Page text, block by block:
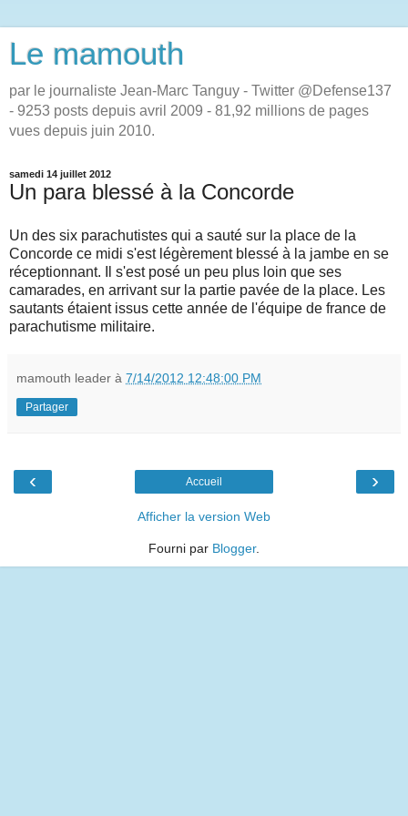
Le mamouth
par le journaliste Jean-Marc Tanguy - Twitter @Defense137
- 9253 posts depuis avril 2009 - 81,92 millions de pages
vues depuis juin 2010.
samedi 14 juillet 2012
Un para blessé à la Concorde
Un des six parachutistes qui a sauté sur la place de la
Concorde ce midi s'est légèrement blessé à la jambe en se
réceptionnant. Il s'est posé un peu plus loin que ses
camarades, en arrivant sur la partie pavée de la place. Les
sautants étaient issus cette année de l'équipe de france de
parachutisme militaire.
mamouth leader à 7/14/2012 12:48:00 PM
Partager
‹ ›
Accueil
Afficher la version Web
Fourni par Blogger.